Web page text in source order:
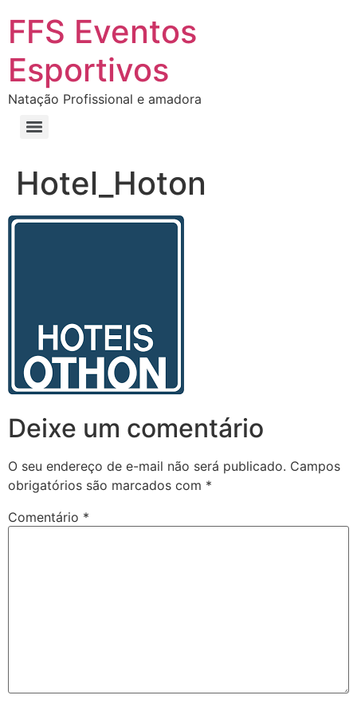
FFS Eventos
Esportivos
Natação Profissional e amadora
Hotel_Hoton
Deixe um comentário
O seu endereço de e-mail não será publicado. Campos
obrigatórios são marcados com *
Comentário *